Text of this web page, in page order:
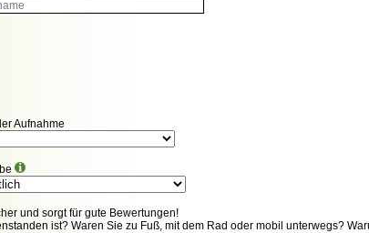
Aufnahme
und sorgt für gute Bewertungen!
ist? Waren Sie zu Fuß, mit dem Rad oder mobil unterwegs?